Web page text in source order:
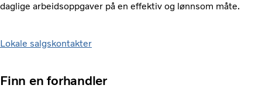
daglige arbeidsoppgaver på en effektiv og lønnsom måte.
Lokale salgskontakter
Finn en forhandler